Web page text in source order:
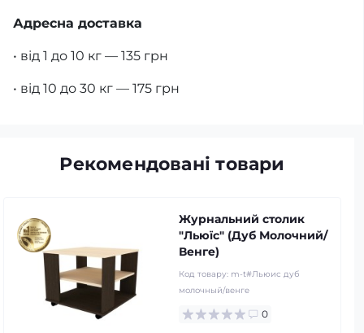
Адресна доставка
• від 1 до 10 кг — 135 грн
• від 10 до 30 кг — 175 грн
Рекомендовані товари
Журнальний столик
"Льюїс" (Дуб Молочний/
Венге)
Код товару: m-t#Льюис дуб
молочный/венге
0